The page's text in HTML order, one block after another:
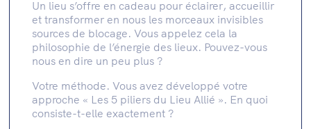
Un lieu s’offre en cadeau pour éclairer, accueillir
et transformer en nous les morceaux invisibles
sources de blocage. Vous appelez cela la
philosophie de l’énergie des lieux. Pouvez-vous
nous en dire un peu plus ?
Votre méthode. Vous avez développé votre
approche « Les 5 piliers du Lieu Allié ». En quoi
consiste-t-elle exactement ?